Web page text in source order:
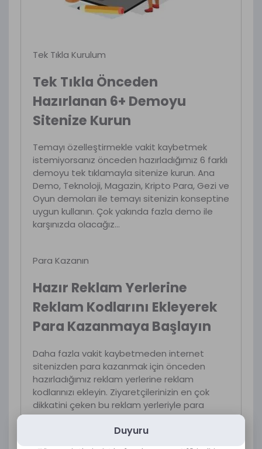
Tek Tıkla Kurulum
Tek Tıkla Önceden
Hazırlanan 6+ Demoyu
Sitenize Kurun
Temayı özelleştirmekle vakit kaybetmek
istemiyorsanız önceden hazırladığımız 6 farklı
demoyu tek tıklamayla sitenize kurun. Ana
Demo, Teknoloji, Magazin, Kripto Para, Gezi ve
Oyun demoları ile temayı sitenizin konseptine
uygun kullanın. Çok yakında fazla demo ile
karşınızda olacağız…
Para Kazanın
Hazır Reklam Yerlerine
Reklam Kodlarını Ekleyerek
Para Kazanmaya Başlayın
Daha fazla vakit kaybetmeden internet
sitenizden para kazanmak için önceden
hazırladığımız reklam yerlerine reklam
kodlarınızı ekleyin. Ziyaretçilerinizin en çok
dikkatini çeken bu reklam yerleriyle para
kazanmaya başlayın.
Duyuru